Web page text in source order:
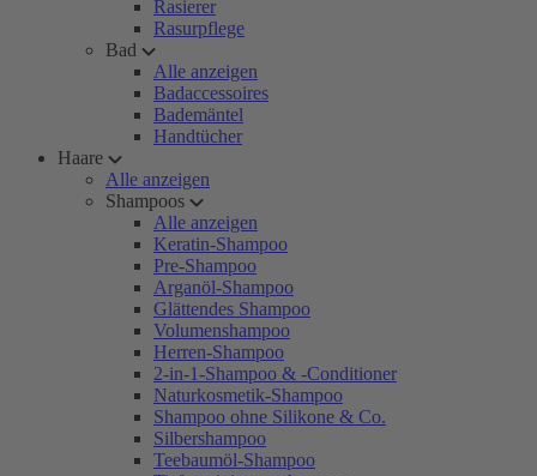
Rasierer
Rasurpflege
Bad
Alle anzeigen
Badaccessoires
Bademäntel
Handtücher
Haare
Alle anzeigen
Shampoos
Alle anzeigen
Keratin-Shampoo
Pre-Shampoo
Arganöl-Shampoo
Glättendes Shampoo
Volumenshampoo
Herren-Shampoo
2-in-1-Shampoo & -Conditioner
Naturkosmetik-Shampoo
Shampoo ohne Silikone & Co.
Silbershampoo
Teebaumöl-Shampoo